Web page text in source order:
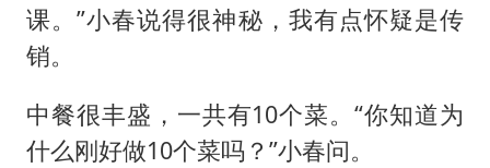
课。”小春说得很神秘，我有点怀疑是传
销。
中餐很丰盛，一共有10个菜。“你知道为
什么刚好做10个菜吗？”小春问。